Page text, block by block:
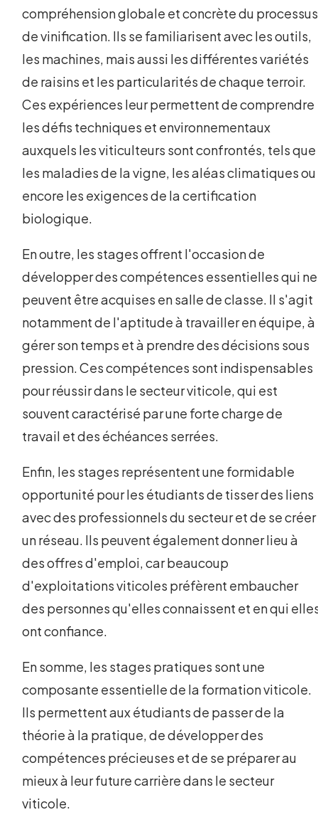
compréhension globale et concrète du processus
de vinification. Ils se familiarisent avec les outils,
les machines, mais aussi les différentes variétés
de raisins et les particularités de chaque terroir.
Ces expériences leur permettent de comprendre
les défis techniques et environnementaux
auxquels les viticulteurs sont confrontés, tels que
les maladies de la vigne, les aléas climatiques ou
encore les exigences de la certification
biologique.
En outre, les stages offrent l'occasion de
développer des compétences essentielles qui ne
peuvent être acquises en salle de classe. Il s'agit
notamment de l'aptitude à travailler en équipe, à
gérer son temps et à prendre des décisions sous
pression. Ces compétences sont indispensables
pour réussir dans le secteur viticole, qui est
souvent caractérisé par une forte charge de
travail et des échéances serrées.
Enfin, les stages représentent une formidable
opportunité pour les étudiants de tisser des liens
avec des professionnels du secteur et de se créer
un réseau. Ils peuvent également donner lieu à
des offres d'emploi, car beaucoup
d'exploitations viticoles préfèrent embaucher
des personnes qu'elles connaissent et en qui
ont confiance.
En somme, les stages pratiques sont une
composante essentielle de la formation viticole.
Ils permettent aux étudiants de passer de la
théorie à la pratique, de développer des
compétences précieuses et de se préparer au
mieux à leur future carrière dans le secteur
viticole.